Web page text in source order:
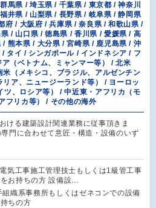
馬県 / 埼玉県 / 千葉県 / 東京都 / 神奈川
井県 / 山梨県 / 長野県 / 岐阜県 / 静岡県
府 / 大阪府 / 兵庫県 / 奈良県 / 和歌山県 /
/ 山口県 / 徳島県 / 香川県 / 愛媛県 / 高
熊本県 / 大分県 / 宮崎県 / 鹿児島県 / 沖
タイ / シンガポール / インドネシア / フ
（ベトナム、ミャンマー等） / 北米
米（メキシコ、ブラジル、アルゼンチン
ア、ニュージーランド等） / ヨーロッ
ツ、ロシア等） / 中近東・アフリカ（モ
フリカ等） / その他の海外
ける建築設計関連業務に従事頂きま
門に合わせて意匠・構造・設備のいず
電気工事施工管理技士もしくは1級管工事
お持ちの方 設備設…
組織系事務所もしくはゼネコンでの設備
ちの方